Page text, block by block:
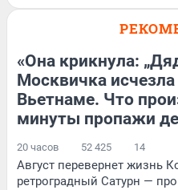
«Она крикнула:
Москвичка
Вьетнаме. Что
минуты пропажи
20 часов 52 425 14
Август перевернет жизнь
ретроградный Сатурн —